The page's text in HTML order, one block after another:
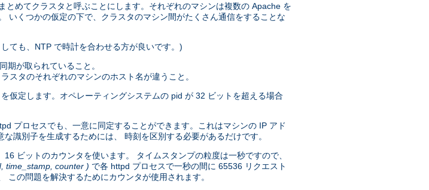
めてクラスタと呼ぶことにします。それぞれのマシンは複数の Apache を
いくつかの仮定の下で、クラスタのマシン間がたくさん通信をすることな
ても、NTP で時計を合わせる方が良いです。)
期が取られていること。
スタのそれぞれのマシンのホスト名が違うこと。
仮定します。オペレーティングシステムの pid が 32 ビットを超える場合
プロセスでも、一意に同定することができます。これはマシンの IP アド
識別子を生成するためには、 時刻を区別する必要があるだけです。
ビットのカウンタを使います。 タイムスタンプの粒度は一秒ですので、
time_stamp, counter ) で各 httpd プロセスで一秒の間に 65536 リクエスト
の問題を解決するためにカウンタが使用されます。